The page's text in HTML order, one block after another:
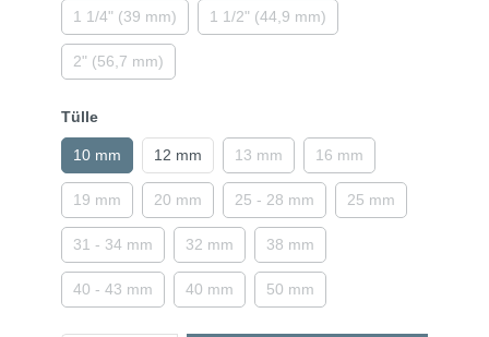
1 1/4" (39 mm) 1 1/2" (44,9 mm)
2" (56,7 mm)
Tülle
10 mm 12 mm 13 mm 16 mm
19 mm 20 mm 25 - 28 mm 25 mm
31 - 34 mm 32 mm 38 mm
40 - 43 mm 40 mm 50 mm